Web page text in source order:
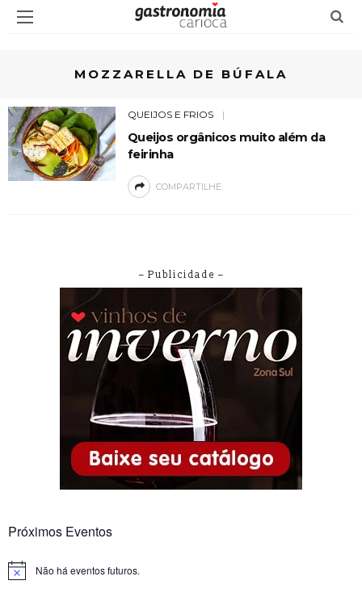
MOZZARELLA DE BÚFALA
QUEIJOS E FRIOS
Queijos orgânicos muito além da
feirinha
COMPARTILHE
– Publicidade –
Próximos Eventos
Notice Não há eventos futuros.